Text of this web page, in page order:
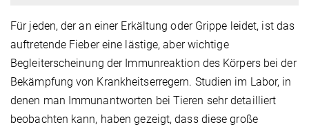
Für jeden, der an einer Erkältung oder Grippe leidet, ist das
auftretende Fieber eine lästige, aber wichtige
Begleiterscheinung der Immunreaktion des Körpers bei der
Bekämpfung von Krankheitserregern. Studien im Labor, in
denen man Immunantworten bei Tieren sehr detailliert
beobachten kann, haben gezeigt, dass diese große